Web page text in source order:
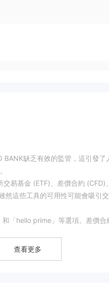
缺乏有效的監管，這引發了
易基金 (ETF)、差價合約 (CFD)
然這些工具的可用性可能會吸引
「hello prime」等選項。差價合
查看更多